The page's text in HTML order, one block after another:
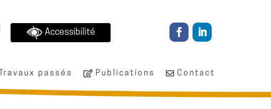
Accessibilité
Travaux passés Publications Contact